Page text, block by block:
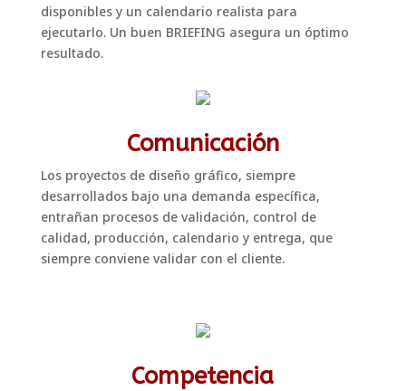
disponibles y un calendario realista para
ejecutarlo. Un buen BRIEFING asegura un óptimo
resultado.
Comunicación
Los proyectos de diseño gráfico, siempre
desarrollados bajo una demanda específica,
entrañan procesos de validación, control de
calidad, producción, calendario y entrega, que
siempre conviene validar con el cliente.
Competencia